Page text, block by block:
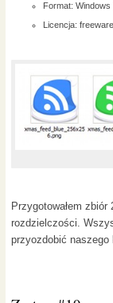
Format:
Licencja:
Przygotowałem
rozdzielczości.
przyozdobić naszego